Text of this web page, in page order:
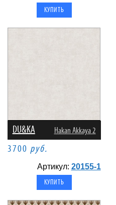
DU&KA Hakan Akkaya 2
3700 руб.
Артикул: 20155-1